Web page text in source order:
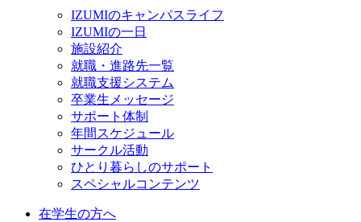
IZUMIのキャンパスライフ
IZUMIの一日
施設紹介
就職・進路先一覧
就職支援システム
卒業生メッセージ
サポート体制
年間スケジュール
サークル活動
ひとり暮らしのサポート
スペシャルコンテンツ
在学生の方へ